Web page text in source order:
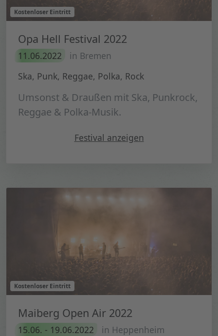
Kostenloser Eintritt
Opa Hell Festival 2022
11.06.2022
in Bremen
Ska, Punk, Reggae, Polka, Rock
Umsonst & Draußen mit Ska, Punkrock,
Reggae & Polka-Musik.
Festival " Opa Hell Festival 2022"
anzeigen
Kostenloser Eintritt
Maiberg Open Air 2022
15.06. - 19.06.2022
in Heppenheim